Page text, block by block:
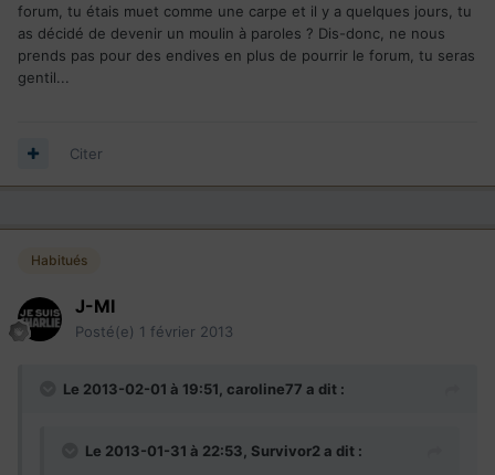
forum, tu étais muet comme une carpe et il y a quelques jours, tu
as décidé de devenir un moulin à paroles ? Dis-donc, ne nous
prends pas pour des endives en plus de pourrir le forum, tu seras
gentil...
Citer
Habitués
J-MI
Posté(e) 1 février 2013
Le 2013-02-01 à 19:51, caroline77 a dit :
Le 2013-01-31 à 22:53, Survivor2 a dit :